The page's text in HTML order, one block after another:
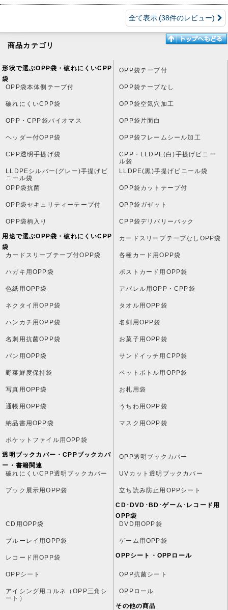
全て表示 (38件のレビュー)
商品カテゴリ
形状で選ぶOPP袋・破れにくいCPP
袋
OPP袋テープ付
OPP袋本体側テープ付 OPP袋テープなし
破れにくいCPP袋 OPP袋空気穴加工
OPP・CPP袋バイオマス OPP袋片面白
ヘッダー付OPP袋 OPP袋フレームシール加工
CPP透明手提げ袋
CPP・LLDPE(白)手提げビニー
ル袋
LLDPEシルバー(グレー)手提げビ
ニール袋
LLDPE(黒)手提げビニール袋
OPP袋抗菌 OPP袋カットテープ付
OPP袋セキュリティーテープ付 OPP袋ガゼット
OPP袋柄入り CPP袋デリバリーパック
用途で選ぶOPP袋・破れにくいCPP
袋
カードスリーブテープなしOPP袋
カードスリーブテープ付OPP袋 各種カード用OPP袋
ハガキ用OPP袋 ポストカード用OPP袋
色紙用OPP袋 アパレル用OPP・CPP袋
ネクタイ用OPP袋 タオル用OPP袋
ハンカチ用OPP袋 名刺用OPP袋
名刺用抗菌OPP袋 お菓子用OPP袋
パン用OPP袋 サンドイッチ用CPP袋
野菜鮮度保持袋 ペットボトル用OPP袋
写真用OPP袋 お札用袋
通帳用OPP袋 うちわ用OPP袋
納品書用OPP袋 マスク用OPP袋
ポケットファイル用OPP袋
透明ブックカバー・CPPブックカバ
ー・書籍関連
OPP透明ブックカバー
破れにくいCPP透明ブックカバー UVカット透明ブックカバー
ブック展示用OPP袋 立ち読み防止用OPPシート
CD･DVD･BD･ゲーム･レコード用
OPP袋
CD用OPP袋
DVD用OPP袋
ブルーレイ用OPP袋 ゲーム用OPP袋
レコード用OPP袋 OPPシート・OPPロール
OPPシート OPP抗菌シート
アイシング用コルネ（OPP三角シ
ート）
OPPロール
その他の商品